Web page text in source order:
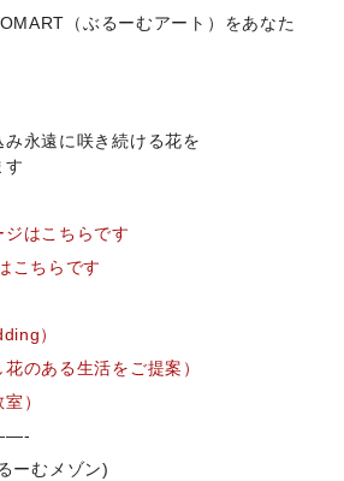
（ぶるーむアート）をあなた
永遠に咲き続ける花を
す
はこちらです
こちらです
）
のある生活をご提案）
）
ーむメゾン)